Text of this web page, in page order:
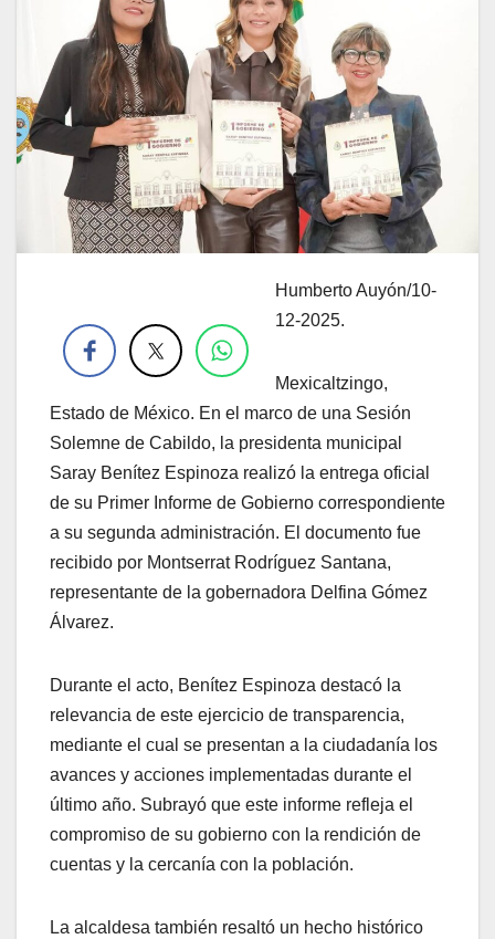
Humberto Auyón/10-
12-2025.
Mexicaltzingo,
Estado de México. En el marco de una Sesión
Solemne de Cabildo, la presidenta municipal
Saray Benítez Espinoza realizó la entrega oficial
de su Primer Informe de Gobierno correspondiente
a su segunda administración. El documento fue
recibido por Montserrat Rodríguez Santana,
representante de la gobernadora Delfina Gómez
Álvarez.
Durante el acto, Benítez Espinoza destacó la
relevancia de este ejercicio de transparencia,
mediante el cual se presentan a la ciudadanía los
avances y acciones implementadas durante el
último año. Subrayó que este informe refleja el
compromiso de su gobierno con la rendición de
cuentas y la cercanía con la población.
La alcaldesa también resaltó un hecho histórico